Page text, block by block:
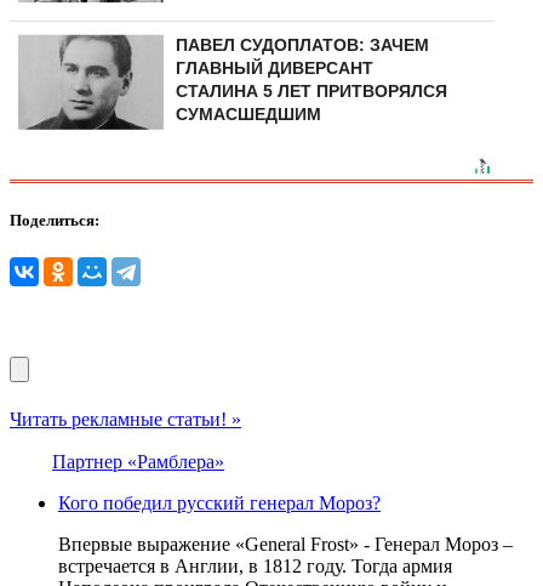
ПАВЕЛ СУДОПЛАТОВ: ЗАЧЕМ
ГЛАВНЫЙ ДИВЕРСАНТ
СТАЛИНА 5 ЛЕТ ПРИТВОРЯЛСЯ
СУМАСШЕДШИМ
Поделиться:
Читать рекламные статьи! »
Партнер «Рамблера»
Кого победил русский генерал Мороз?
Впервые выражение «General Frost» - Генерал Мороз –
встречается в Англии, в 1812 году. Тогда армия